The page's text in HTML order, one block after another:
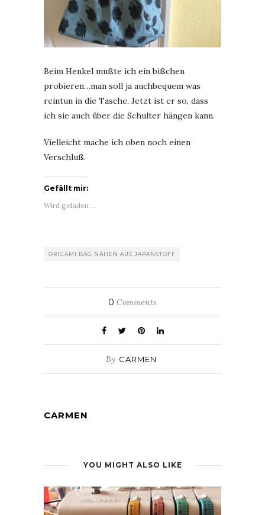
Beim Henkel mußte ich ein bißchen
probieren…man soll ja auchbequem was
reintun in die Tasche. Jetzt ist er so, dass
ich sie auch über die Schulter hängen kann.
Vielleicht mache ich oben noch einen
Verschluß.
Gefällt mir:
Wird geladen …
ORIGAMI BAG NÄHEN AUS JAPANSTOFF
0 Comments
By CARMEN
CARMEN
YOU MIGHT ALSO LIKE